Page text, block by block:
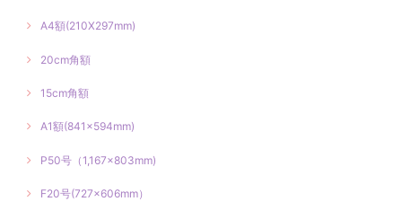
A4額(210X297mm)
20cm角額
15cm角額
A1額(841×594mm)
P50号（1,167×803mm)
F20号(727×606mm）